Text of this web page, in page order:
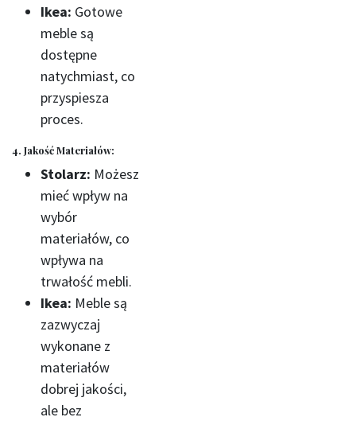
Ikea: Gotowe
meble są
dostępne
natychmiast, co
przyspiesza
proces.
4. Jakość Materiałów:
Stolarz: Możesz
mieć wpływ na
wybór
materiałów, co
wpływa na
trwałość mebli.
Ikea: Meble są
zazwyczaj
wykonane z
materiałów
dobrej jakości,
ale bez